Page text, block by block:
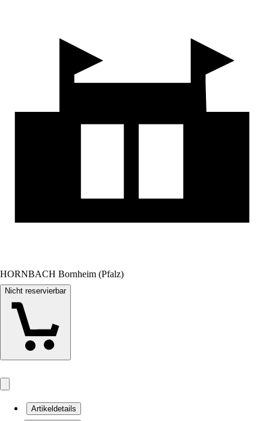
HORNBACH Bornheim (Pfalz)
Nicht reservierbar
Artikeldetails